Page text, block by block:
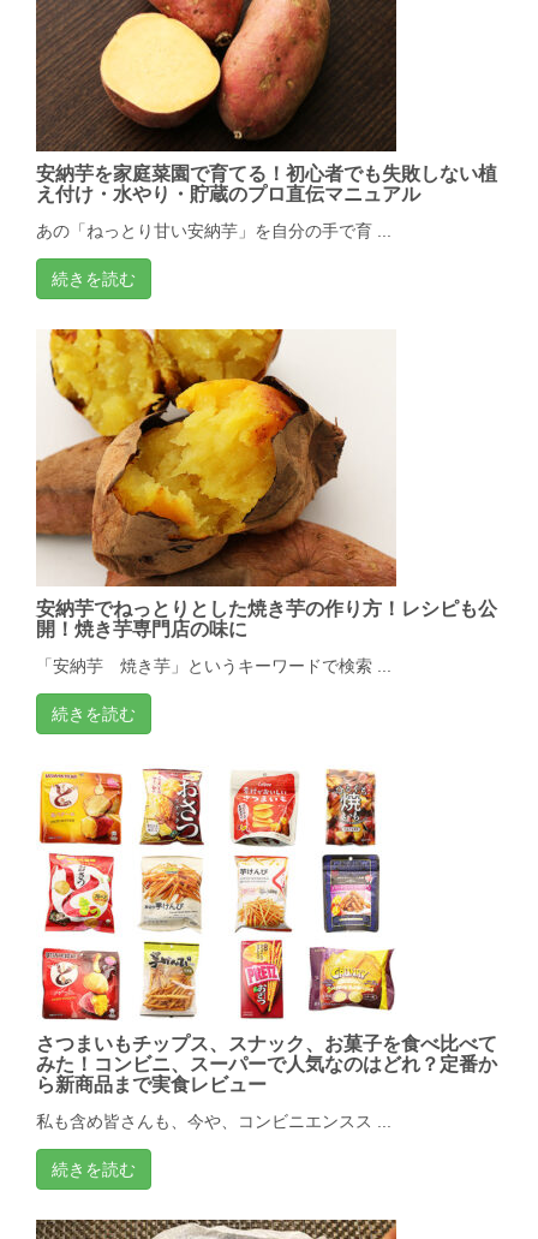
安納芋を家庭菜園で育てる！初心者でも失敗しない植
え付け・水やり・貯蔵のプロ直伝マニュアル
あの「ねっとり甘い安納芋」を自分の手で育 ...
続きを読む
安納芋でねっとりとした焼き芋の作り方！レシピも公
開！焼き芋専門店の味に
「安納芋 焼き芋」というキーワードで検索 ...
続きを読む
さつまいもチップス、スナック、お菓子を食べ比べて
みた！コンビニ、スーパーで人気なのはどれ？定番か
ら新商品まで実食レビュー
私も含め皆さんも、今や、コンビニエンスス ...
続きを読む